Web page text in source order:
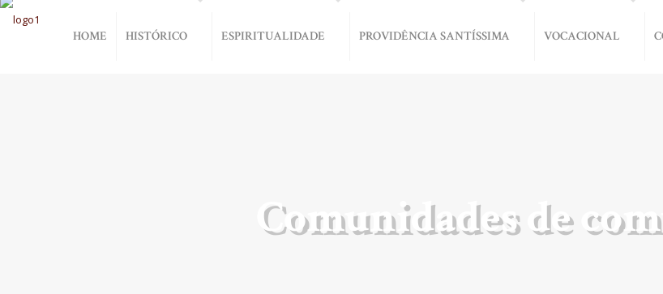
HOME HISTÓRICO ESPIRITUALIDADE PROVIDÊNCIA SANTÍSSIMA VOCACIONAL
Comunidades de